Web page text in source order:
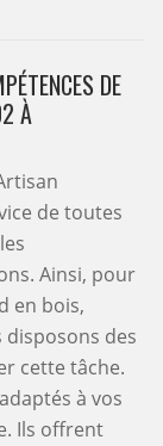
DE
À
de toutes
Ainsi, pour
en bois,
disposons des
cette tâche.
à vos
Ils offrent